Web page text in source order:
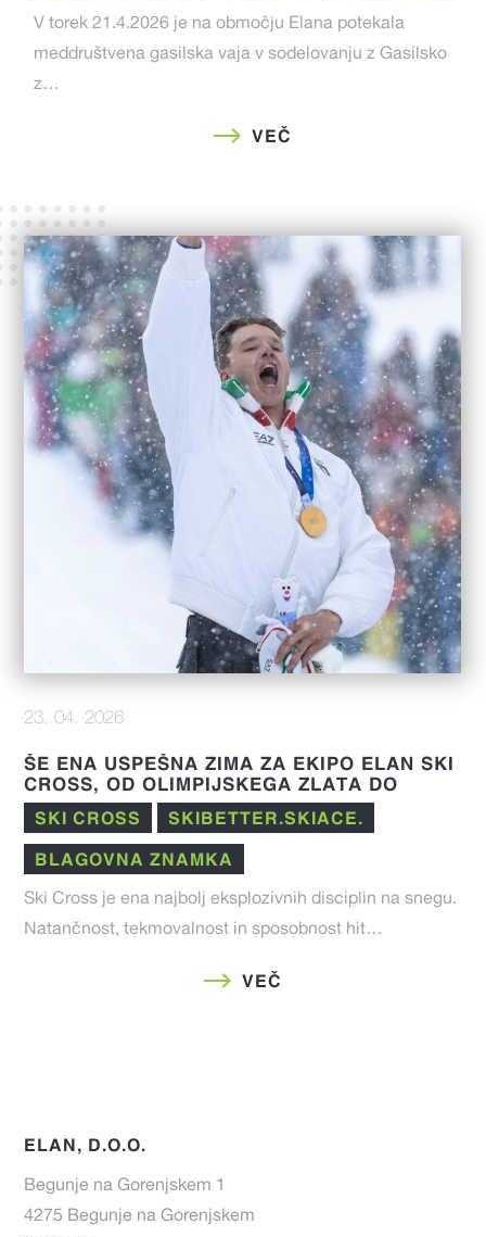
V torek 21.4.2026 je na območju Elana potekala
meddruštvena gasilska vaja v sodelovanju z Gasilsko
z…
VEČ
23. 04. 2026
ŠE ENA USPEŠNA ZIMA ZA EKIPO ELAN SKI
CROSS, OD OLIMPIJSKEGA ZLATA DO
IZJEMNIH REZULTATOV V FIS SEZONI 25/26
SKI CROSS SKIBETTER.SKIACE.
BLAGOVNA ZNAMKA
Ski Cross je ena najbolj eksplozivnih disciplin na snegu.
Natančnost, tekmovalnost in sposobnost hit…
VEČ
ELAN, D.O.O.
Begunje na Gorenjskem 1
4275 Begunje na Gorenjskem